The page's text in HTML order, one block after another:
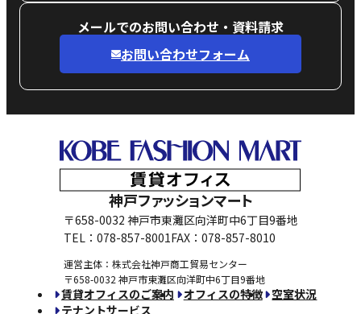
メールでのお問い合わせ・資料請求
お問い合わせフォーム
神戸ファッションマート
〒658-0032 神戸市東灘区向洋町中6丁目9番地
TEL：078-857-8001FAX：078-857-8010
運営主体：株式会社神戸商工貿易センター
〒658-0032 神戸市東灘区向洋町中6丁目9番地
賃貸オフィスのご案内 オフィスの特徴 空室状況
テナントサービス